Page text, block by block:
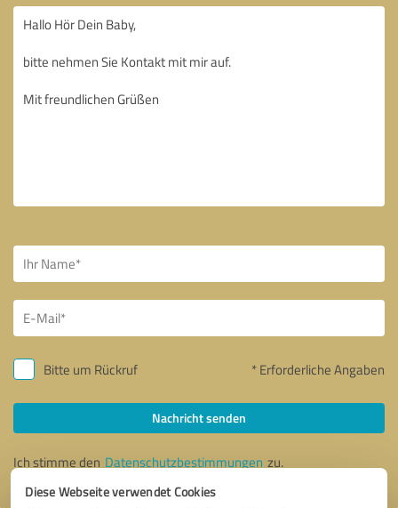
Diese Webseite verwendet Cookies
Bitte um Rückruf * Erforderliche Angaben
Nachricht senden
Ich stimme den Datenschutzbestimmungen zu.